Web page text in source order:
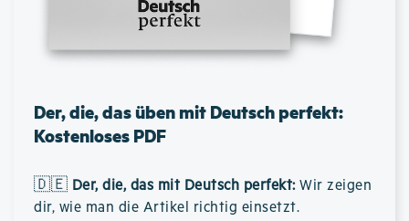
Der, die, das üben mit Deutsch perfekt:
Kostenloses PDF
🇩🇪 Der, die, das mit Deutsch perfekt: Wir zeigen
dir, wie man die Artikel richtig einsetzt.